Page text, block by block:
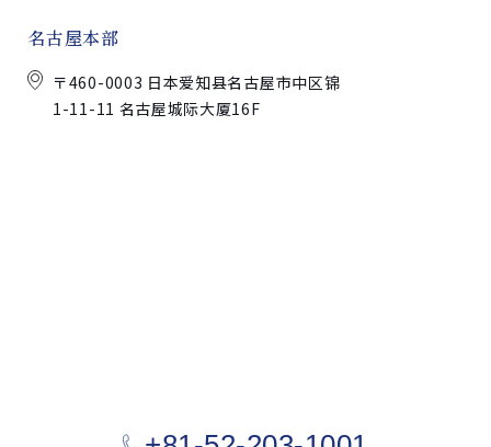
名古屋本部
〒460-0003 日本爱知县名古屋市中区锦
1-11-11 名古屋城际大厦16F